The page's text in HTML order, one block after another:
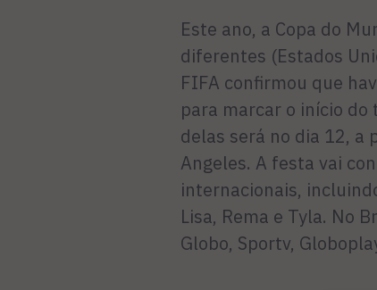
Este ano, a Copa do
diferentes (Estados
FIFA confirmou que
para marcar o início
delas será no dia 12, a
Angeles. A festa vai
internacionais,
Lisa, Rema e Tyla. No
Globo, Sportv,